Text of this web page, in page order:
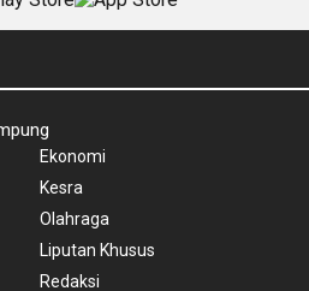
Ekonomi
Kesra
Olahraga
Liputan Khusus
Redaksi